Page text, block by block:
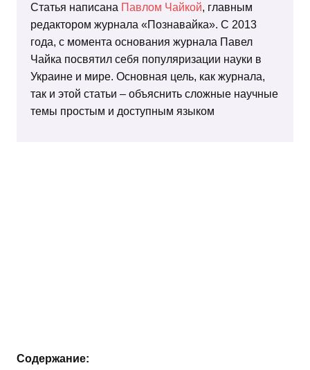
Статья написана Павлом Чайкой, главным
редактором журнала «Познавайка». С 2013
года, с момента основания журнала Павел
Чайка посвятил себя популяризации науки в
Украине и мире. Основная цель, как журнала,
так и этой статьи – объяснить сложные научные
темы простым и доступным языком
Содержание: